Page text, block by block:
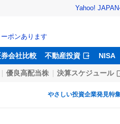
Yahoo! JAPAN
ーポンあります
会社比較 不動産投資 NISA
優良高配当株 決算スケジュール
やさしい投資企業発見特